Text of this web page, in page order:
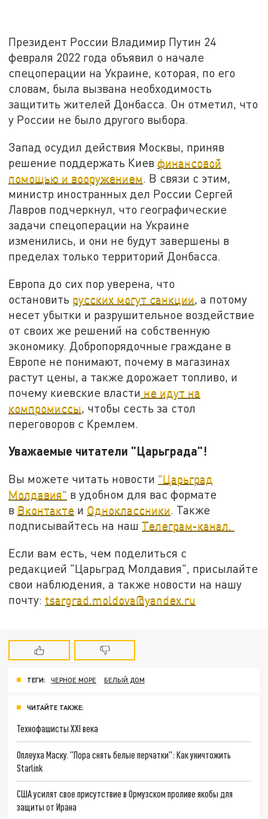
Президент России Владимир Путин 24
февраля 2022 года объявил о начале
спецоперации на Украине, которая, по его
словам, была вызвана необходимость
защитить жителей Донбасса. Он отметил, что
у России не было другого выбора.
Запад осудил действия Москвы, приняв
решение поддержать Киевфинансовой
помощью и вооружением. В связи с этим,
министр иностранных дел России Сергей
Лавров подчеркнул, что географические
задачи спецоперации на Украине
изменились, и они не будут завершены в
пределах только территорий Донбасса.
Европа до сих пор уверена, что
остановить русских могут санкции, а потому
несет убытки и разрушительное воздействие
от своих же решений на собственную
экономику. Добропорядочные граждане в
Европе не понимают, почему в магазинах
растут цены, а также дорожает топливо, и
почему киевские власти не идут на
компромиссы, чтобы сесть за стол
переговоров с Кремлем.
Уважаемые читатели "Царьграда"!
Вы можете читать новости "Царьград
Молдавия" в удобном для вас формате
в Вконтакте и Одноклассники. Также
подписывайтесь на наш Телеграм-канал.
Если вам есть, чем поделиться с
редакцией "Царьград Молдавия", присылайте
свои наблюдения, а также новости на нашу
почту: tsargrad.moldova@yandex.ru
ТЕГИ: ЧЕРНОЕ МОРЕ БЕЛЫЙ ДОМ
ЧИТАЙТЕ ТАКЖЕ:
Технофашисты XXI века
Оплеуха Маску. "Пора снять белые перчатки": Как уничтожить
Starlink
США усилят свое присутствие в Ормузском проливе якобы для
защиты от Ирана